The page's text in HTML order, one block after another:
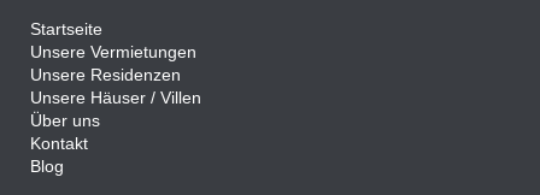
Startseite
Unsere Vermietungen
Unsere Residenzen
Unsere Häuser / Villen
Über uns
Kontakt
Blog